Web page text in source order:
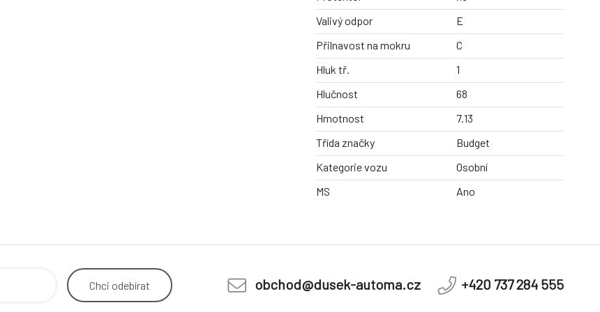
Valivý odpor
E
Přilnavost na mokru
C
Hluk tř.
1
Hlučnost
68
Hmotnost
7.13
Třída značky
Budget
Kategorie vozu
Osobní
MS
Ano
Chci odebírat obchod@dusek-automa.cz +420 737 284 555